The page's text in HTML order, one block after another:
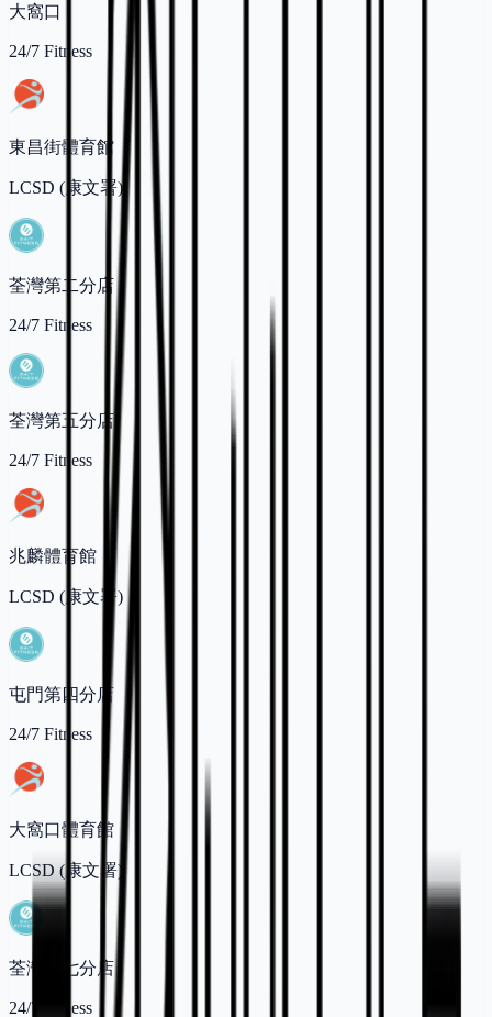
大窩口
24/7 Fitness
東昌街體育館
LCSD (康文署)
荃灣第二分店
24/7 Fitness
荃灣第五分店
24/7 Fitness
兆麟體育館
LCSD (康文署)
屯門第四分店
24/7 Fitness
大窩口體育館
LCSD (康文署)
荃灣第七分店
24/7 Fitness